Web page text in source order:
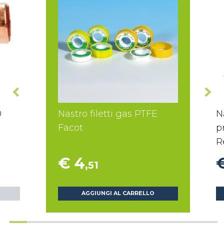
Nastro filetti gas PTFE
Facot
€ 4,51
AGGIUNGI AL CARRELLO